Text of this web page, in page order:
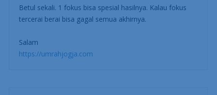
Betul sekali. 1 fokus bisa spesial hasilnya. Kalau fokus
tercerai berai bisa gagal semua akhirnya.
Salam
https://umrahjogja.com